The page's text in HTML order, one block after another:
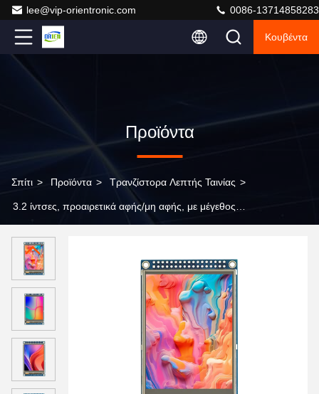
lee@vip-orientronic.com 0086-13714858283
Κουβέντα
Προϊόντα
Σπίτι > Προϊόντα > Τρανζίστορα Λεπτής Ταινίας >
3.2 ίντσες, προαιρετικά αφής/μη αφής, με μέγεθος
τμήματος, οθόνη LCD τμήματος